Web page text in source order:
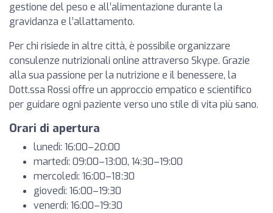
gestione del peso e all’alimentazione durante la
gravidanza e l’allattamento.
Per chi risiede in altre città, è possibile organizzare
consulenze nutrizionali online attraverso Skype. Grazie
alla sua passione per la nutrizione e il benessere, la
Dott.ssa Rossi offre un approccio empatico e scientifico
per guidare ogni paziente verso uno stile di vita più sano.
Orari di apertura
lunedì: 16:00–20:00
martedì: 09:00–13:00, 14:30–19:00
mercoledì: 16:00–18:30
giovedì: 16:00–19:30
venerdì: 16:00–19:30